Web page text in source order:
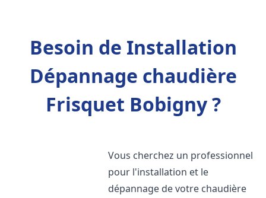
Besoin de Installation
Dépannage chaudière
Frisquet Bobigny ?
Vous cherchez un professionnel
pour l'installation et le
dépannage de votre chaudière